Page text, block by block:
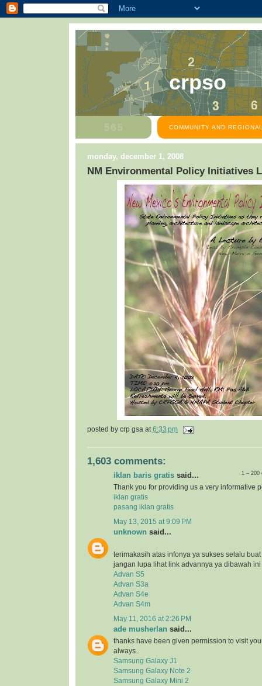
crpso
COMMUNITY AND
monday, december 1, 2008
NM Environmental Policy Initiatives
posted by crp gsa at 6:33 pm
1,603 comments:
1 –
iklan baris gratis said...
Thank you for providing us a very informative
iklan gratis
pasang iklan gratis
May 13, 2015 at 9:09 PM
unknown said...
terimakasih atas infonya ya sukses selalu
jangan lupa lihat link advannya ya dibawah ini
Advan S5
Advan S3a
Advan S4e
Advan S4m
May 11, 2016 at 2:26 PM
ade musherlan said...
thanks have been given permission to visit
always..
Samsung Galaxy J1
Samsung Galaxy Note 2
Samsung Galaxy Mini 2